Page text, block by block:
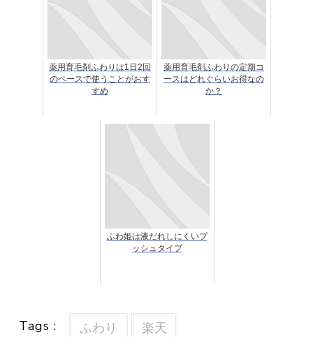
薬用育毛剤ふわりは1日2回
のペースで使うことがおす
すめ
薬用育毛剤ふわりの定期コ
ースはどれぐらいお得なの
か？
ふわ姫は液だれしにくいプ
ッシュタイプ
Tags : ふわり 楽天